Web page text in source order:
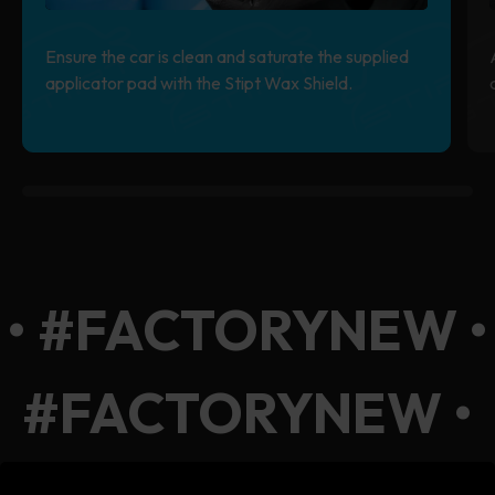
Ensure the car is clean and saturate the supplied
applicator pad with the Stipt Wax Shield.
• #FACTORYNEW •
#FACTORYNEW •